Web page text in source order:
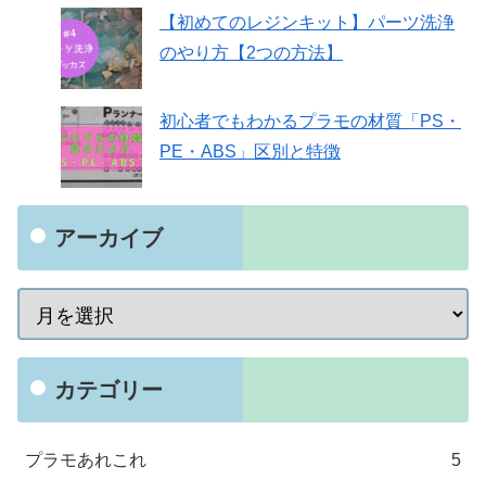
【初めてのレジンキット】パーツ洗浄
のやり方【2つの方法】
初心者でもわかるプラモの材質「PS・
PE・ABS」区別と特徴
アーカイブ
カテゴリー
プラモあれこれ 5